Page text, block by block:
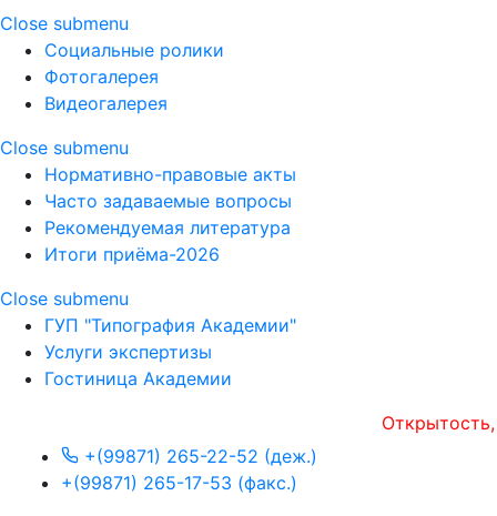
Close submenu
Социальные ролики
Фотогалерея
Видеогалерея
Close submenu
Нормативно-правовые акты
Часто задаваемые вопросы
Рекомендуемая литература
Итоги приёма-2026
Close submenu
ГУП "Типография Академии"
Услуги экспертизы
Гостиница Академии
Открытость,
+(99871) 265-22-52 (деж.)
+(99871) 265-17-53 (факс.)